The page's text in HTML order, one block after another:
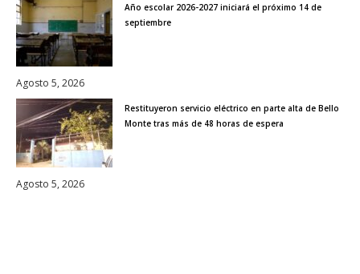
Año escolar 2026-2027 iniciará el próximo 14 de
septiembre
Agosto 5, 2026
Restituyeron servicio eléctrico en parte alta de Bello
Monte tras más de 48 horas de espera
Agosto 5, 2026